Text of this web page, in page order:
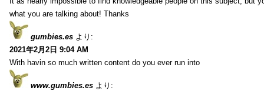
what you are talking about! Thanks
gumbies.es より:
2021年2月2日 9:04 AM
With havin so much written content do you ever run into
www.gumbies.es より: